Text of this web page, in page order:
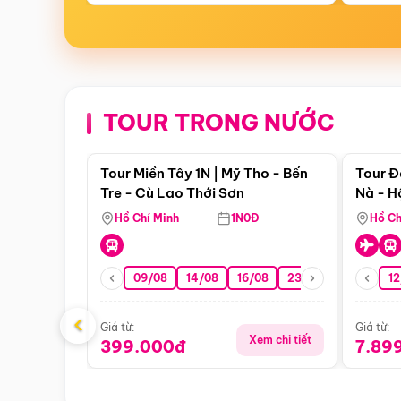
TOUR TRONG NƯỚC
Điểm nổi bật
Tour Miền Tây 1N | Mỹ Tho - Bến
Tre - Cù Lao Thới Sơn
Hồ Chí Minh 1N0Đ
09/08 14/08 16/08 23/08 30/08
Giá từ:
399.000đ Xem chi tiết
Tour
Nà -
Nha
Hồ
Giá từ:
‹